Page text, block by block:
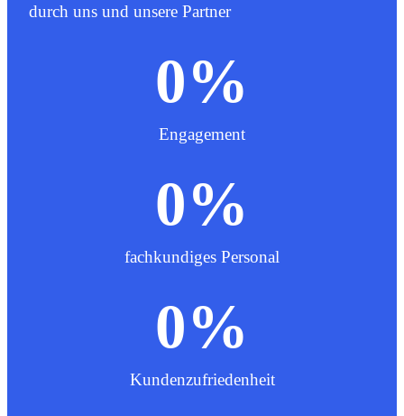
durch uns und unsere Partner
Engagement
0%
fachkundiges Personal
0%
Kundenzufriedenheit
0%